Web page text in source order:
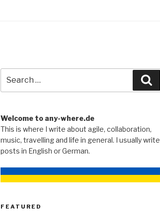
for:
Welcome to any-where.de
This is where I write about agile, collaboration,
music, travelling and life in general. I usually write
posts in English or German.
FEATURED